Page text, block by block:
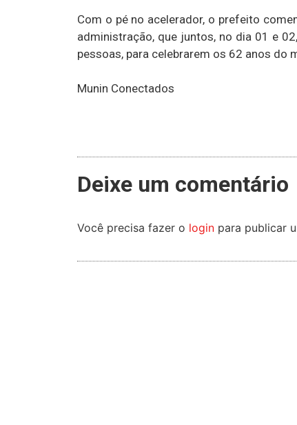
Com o pé no acelerador, o prefeito
administração, que juntos, no dia 01 e
pessoas, para celebrarem os 62 anos do
Munin Conectados
Deixe um comentário
Você precisa fazer o login para publicar